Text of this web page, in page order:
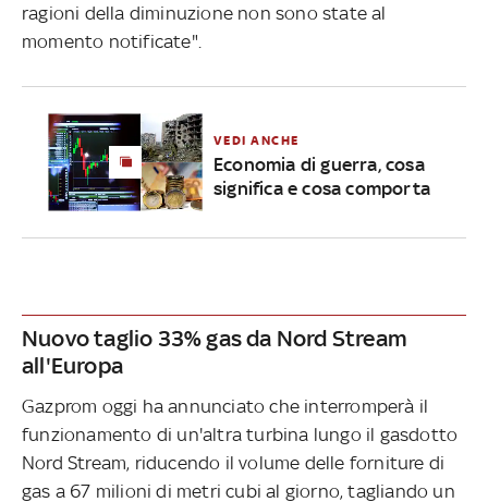
ragioni della diminuzione non sono state al
momento notificate".
VEDI ANCHE
Economia di guerra, cosa
significa e cosa comporta
Nuovo taglio 33% gas da Nord Stream
all'Europa
Gazprom oggi ha annunciato che interromperà il
funzionamento di un'altra turbina lungo il gasdotto
Nord Stream, riducendo il volume delle forniture di
gas a 67 milioni di metri cubi al giorno, tagliando un